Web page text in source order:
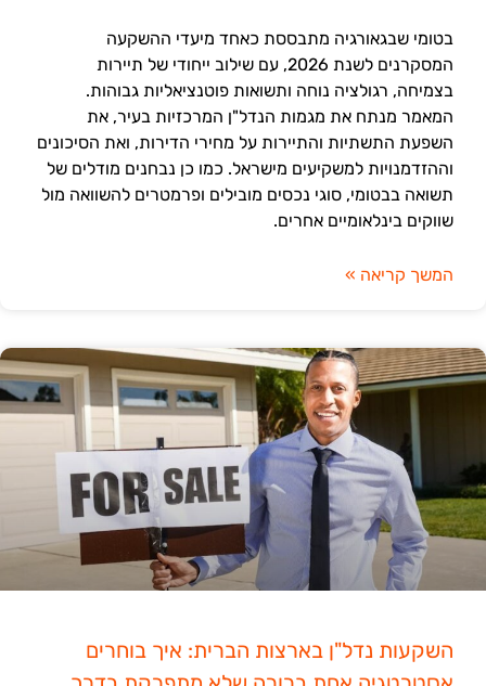
בטומי שבגאורגיה מתבססת כאחד מיעדי ההשקעה
המסקרנים לשנת 2026, עם שילוב ייחודי של תיירות
בצמיחה, רגולציה נוחה ותשואות פוטנציאליות גבוהות.
המאמר מנתח את מגמות הנדל"ן המרכזיות בעיר, את
השפעת התשתיות והתיירות על מחירי הדירות, ואת הסיכונים
וההזדמנויות למשקיעים מישראל. כמו כן נבחנים מודלים של
תשואה בבטומי, סוגי נכסים מובילים ופרמטרים להשוואה מול
שווקים בינלאומיים אחרים.
המשך קריאה »
השקעות נדל"ן בארצות הברית: איך בוחרים